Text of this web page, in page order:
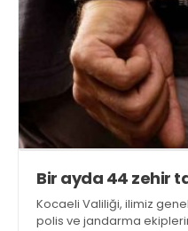
Bir ayda 44 zehir
Kocaeli Valiliği, ilimiz
polis ve jandarma